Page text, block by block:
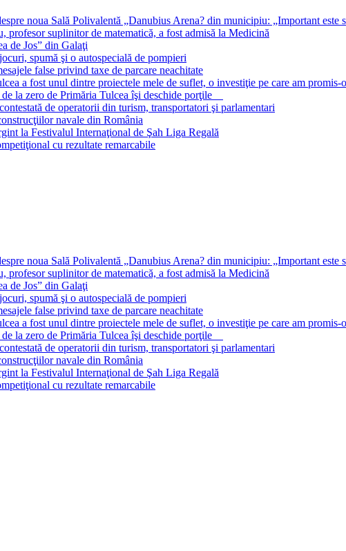
noua Sală Polivalentă „Danubius Arena? din municipiu: „Important este
suplinitor de matematică, a fost admisă la Medicină
de Jos” din Galaţi
spumă şi o autospecială de pompieri
false privind taxe de parcare neachitate
a fost unul dintre proiectele mele de suflet, o investiţie pe care am promis-
la zero de Primăria Tulcea îşi deschide porţile
de operatorii din turism, transportatori şi parlamentari
navale din România
la Festivalul Internaţional de Şah Liga Regală
cu rezultate remarcabile
noua Sală Polivalentă „Danubius Arena? din municipiu: „Important este
suplinitor de matematică, a fost admisă la Medicină
de Jos” din Galaţi
spumă şi o autospecială de pompieri
false privind taxe de parcare neachitate
a fost unul dintre proiectele mele de suflet, o investiţie pe care am promis-
la zero de Primăria Tulcea îşi deschide porţile
de operatorii din turism, transportatori şi parlamentari
navale din România
la Festivalul Internaţional de Şah Liga Regală
cu rezultate remarcabile